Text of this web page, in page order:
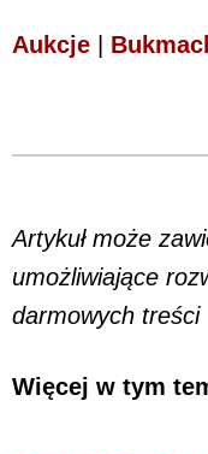
Aukcje
Artykuł może
umożliwiające
darmowych treści
Więcej w tym